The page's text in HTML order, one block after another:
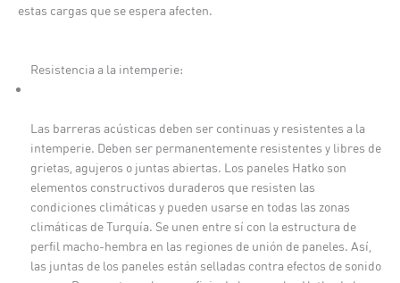
estas cargas que se espera afecten.
Resistencia a la intemperie:
Las barreras acústicas deben ser continuas y resistentes a la
intemperie. Deben ser permanentemente resistentes y libres de
grietas, agujeros o juntas abiertas. Los paneles Hatko son
elementos constructivos duraderos que resisten las
condiciones climáticas y pueden usarse en todas las zonas
climáticas de Turquía. Se unen entre sí con la estructura de
perfil macho-hembra en las regiones de unión de paneles. Así,
las juntas de los paneles están selladas contra efectos de sonido